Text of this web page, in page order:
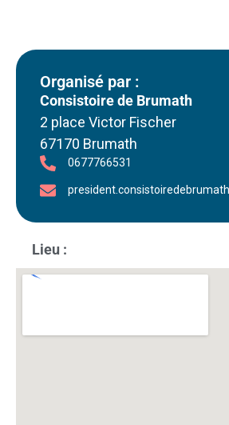
Organisé par :
Consistoire de Brumath
2 place Victor Fischer
67170 Brumath
0677766531
Lieu :